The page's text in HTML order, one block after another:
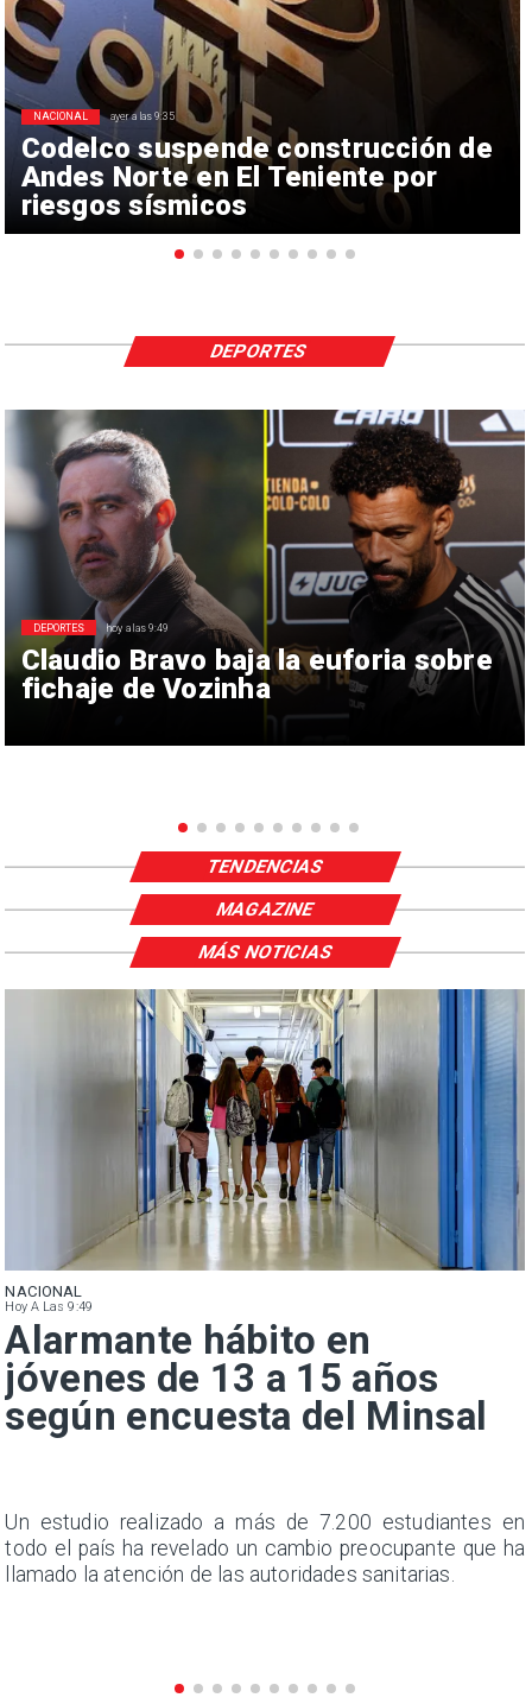
Codelco suspende construcción de
Andes Norte en El Teniente por
riesgos sísmicos
NACIONAL ayer a las 9:35
Claudio Bravo baja la euforia sobre
fichaje de Vozinha
DEPORTES hoy a las 9:49
DEPORTES
TENDENCIAS
MAGAZINE
NACIONAL
Hoy A Las 9:49
Alarmante hábito en
jóvenes de 13 a 15 años
según encuesta del Minsal
Un estudio realizado a más de 7.200 estudiantes en
todo el país ha revelado un cambio preocupante que ha
llamado la atención de las autoridades sanitarias.
MÁS NOTICIAS